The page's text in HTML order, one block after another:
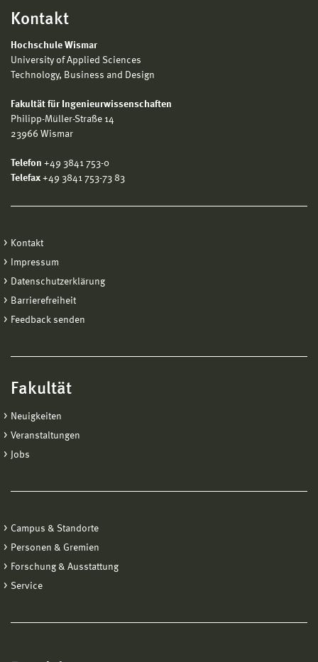
Kontakt
Hochschule Wismar
University of Applied Sciences
Technology, Business and Design
Fakultät für Ingenieurwissenschaften
Philipp-Müller-Straße 14
23966 Wismar
Telefon +49 3841 753-0
Telefax +49 3841 753-73 83
Kontakt
Impressum
Datenschutzerklärung
Barrierefreiheit
Feedback senden
Fakultät
Neuigkeiten
Veranstaltungen
Jobs
Campus & Standorte
Personen & Gremien
Forschung & Ausstattung
Service